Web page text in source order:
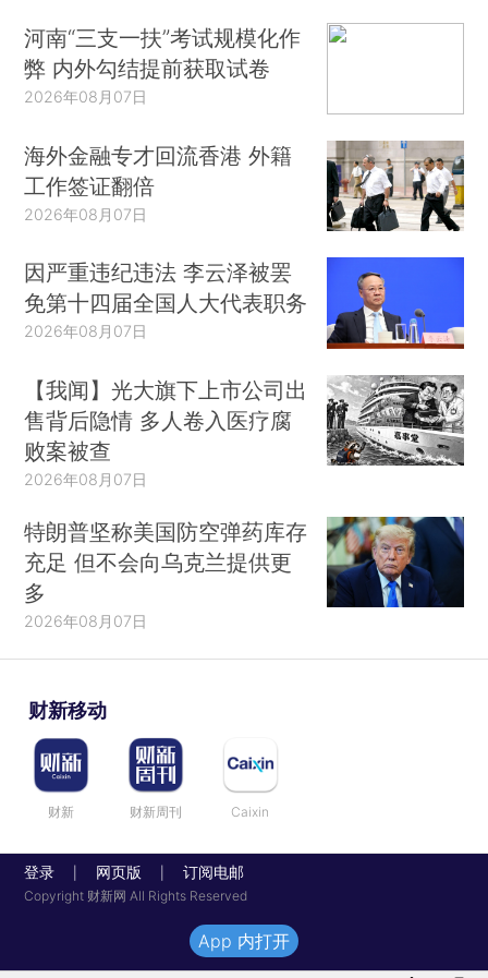
河南“三支一扶”考试规模化作
弊 内外勾结提前获取试卷
2026年08月07日
海外金融专才回流香港 外籍
工作签证翻倍
2026年08月07日
因严重违纪违法 李云泽被罢
免第十四届全国人大代表职务
2026年08月07日
【我闻】光大旗下上市公司出
售背后隐情 多人卷入医疗腐
败案被查
2026年08月07日
特朗普坚称美国防空弹药库存
充足 但不会向乌克兰提供更
多
2026年08月07日
财新移动
财新 财新周刊 Caixin
登录 网页版 订阅电邮
Copyright 财新网 All Rights Reserved
App 内打开